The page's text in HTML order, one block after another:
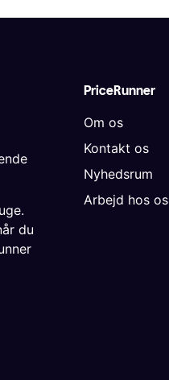
PriceRunner
Om os
Kontakt os
Nyhedsrum
Arbejd hos os
du